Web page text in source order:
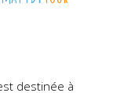
destinée à